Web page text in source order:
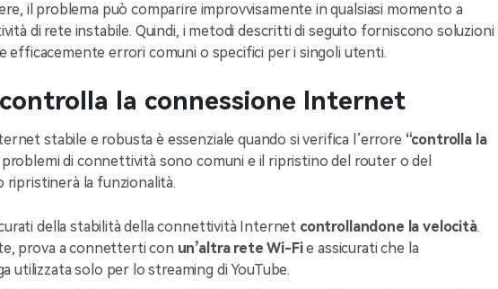
il problema può comparire improvvisamente in qualsiasi momento a
di rete instabile. Quindi, i metodi descritti di seguito forniscono soluzioni
efficacemente errori comuni o specifici per i singoli utenti.
la connessione Internet
stabile e robusta è essenziale quando si verifica l’errore “controlla la
problemi di connettività sono comuni e il ripristino del router o del
ripristinerà la funzionalità.
della stabilità della connettività Internet controllandone la velocità.
prova a connetterti con un’altra rete Wi-Fie assicurati che la
utilizzata solo per lo streaming di YouTube.